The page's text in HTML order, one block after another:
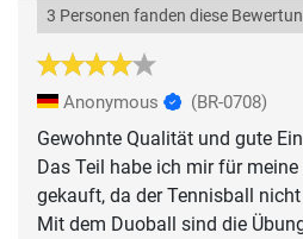
3 Personen fanden diese
Anonymous (BR-0708)
Gewohnte Qualität und gute
Das Teil habe ich mir für
gekauft, da der Tennisball
Mit dem Duoball sind die